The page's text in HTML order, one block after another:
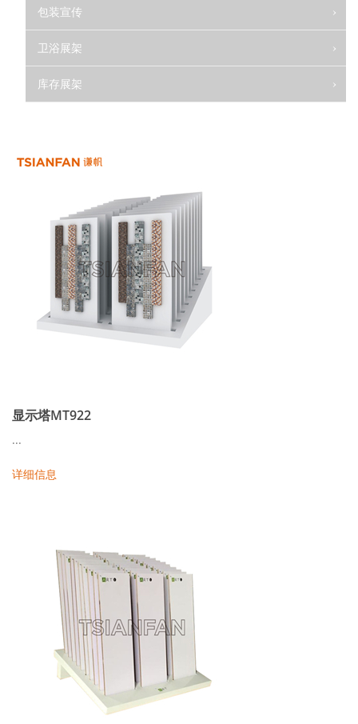
包装宣传
卫浴展架
库存展架
显示塔MT922
...
详细信息